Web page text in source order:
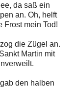
da saß ein
an. Oh, helft
Frost mein Tod!
die Zügel an.
Martin mit
den halben